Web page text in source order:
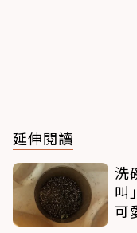
延伸閱讀
洗
叫
可